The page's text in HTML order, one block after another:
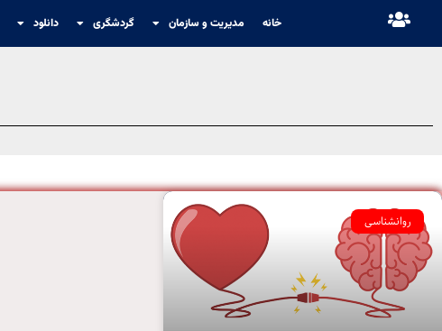
خانه مدیریت و سازمان گردشگری دانلود
روانشناسی